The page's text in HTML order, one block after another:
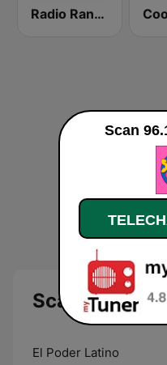
Radio Ranchera El Salvador
Scan 96.1 FM
El Poder Latino
Scan